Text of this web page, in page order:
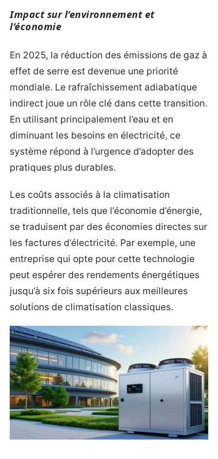
Impact sur l’environnement et
l’économie
En 2025, la réduction des émissions de gaz à
effet de serre est devenue une priorité
mondiale. Le rafraîchissement adiabatique
indirect joue un rôle clé dans cette transition.
En utilisant principalement l’eau et en
diminuant les besoins en électricité, ce
système répond à l’urgence d’adopter des
pratiques plus durables.
Les coûts associés à la climatisation
traditionnelle, tels que l’économie d’énergie,
se traduisent par des économies directes sur
les factures d’électricité. Par exemple, une
entreprise qui opte pour cette technologie
peut espérer des rendements énergétiques
jusqu’à six fois supérieurs aux meilleures
solutions de climatisation classiques.